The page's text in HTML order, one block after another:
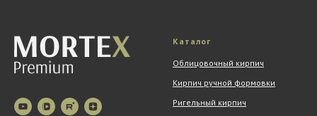
Каталог
Облицовочный кирпич
Кирпич ручной формовки
Ригельный кирпич